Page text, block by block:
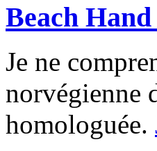
Beach
Je ne
norvégienne
homologuée.